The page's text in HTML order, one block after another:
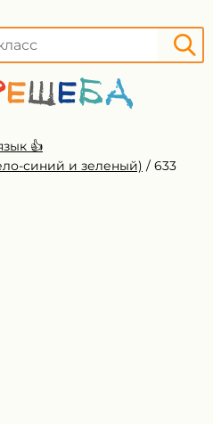
👍
синий и зеленый) / 633